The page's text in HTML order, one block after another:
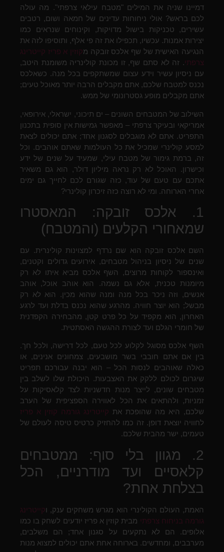
דמיינו שניה את המילים "מטבח עילאי צרפתי". מה עולה
לכם בראש? אולי ניחוחות עדינים של חמאה ושום, רטבים
עשירים, טכניקות בישול מדויקות, וקינוחים שנראים כמו
יצירות אמנות. עכשיו, תכפילו את זה פי אלף, ותוסיפו לזה את
הנגיעה האישית של שף אלכס זובקה מקוזין א פריז קייטרינג
צרפתי . זה לא סתם שף, זו מכונת קולינריה משומנת היטב,
עם ניסיון עשיר וידע עצום שמשתקפים בכל מנה. כשאלכס
נכנס למטבח שלכם, אתם מקבלים הרבה יותר מאוכל טעים;
אתם מקבלים מופע גסטרונומי של ממש.
השילוב של המטבחים השונים – ים תיכוני, ישראלי, אירופאי,
אמריקאי ובעיקר צרפתי – מאפשר גמישות אין סופית בתכנון
התפריט. אתם לא מוגבלים לסגנון אחד; אתם יכולים לצאת
למסע קולינרי שמכיל את כל העולמות שאתם אוהבים. וכל
זה, ברמת גימור של מטבח עילי, שמעיד על שנים של ידע
וכישרון. האוכל לא רק נראה מיליון דולר, הוא גם משאיר
אתכם עם טעם של עוד, כזה שגורם לכם לחייך גם ימים
אחרי הארוחה. ומי לא רוצה כזה זיכרון קולינרי?
1. אלכס זובקה: המאסטרו
שמאחורי הקלעים (והמטבח)
השם אלכס זובקה הוא שם נרדף למצוינות קולינרית. עם
שנים של ניסיון בניהול מטבחים, אירועים גדולים וקטנים,
ואינספור לקוחות מרוצים, השף אלכס מביא איתו לא רק
מיומנות טכנית, אלא גם נשמה. הוא אוהב אוכל, אוהב
אנשים, וזה ניכר בכל מנה ומנה שהוא מכין. הוא לא רק
מבשל; הוא יוצר חוויה. מהרגע שהוא נכנס בדלת ועד לרגע
האחרון, הוא מקפיד על כל פרט קטן, מהבחירה הקפדנית
של חומרי הגלם ועד לצורת ההגשה האסתטית.
השף אלכס מסוגל לקלוע לכל טעם, לכל דרישה, ולכל חך.
בין אם אתם חובבי בשר מושבעים, צמחונים אנינים, או
כאלה שאוהבים לנסות הכל – הוא יבנה עבורכם תפריט
שיגרום לכולם ללקק את האצבעות. היכולת שלו לשלב בין
מטבחים שונים, לייצר מנות חדשניות לצד קלאסיקות על
זמניות, ולהתאים את הכל לאווירה הספציפית של הערב
שלכם, היא מה שהופכת את קייטרינג גורמה קוזין א פריז
לחוויה יוצאת דופן. זה כמו להחזיק כרטיס טיסה לעולם של
טעמים, ישר מהבית שלכם.
2. מגוון בלי סוף: ממטבחים
קלאסיים ועד מודרניים, הכל
בצלחת אחת?
האמת, העולם הקולינרי הוא מגרש משחקים ענק, וקייטרינג
גורמה בניחוח צרפתי
מבית קוזין א פריז יודעים לשחק בו כמו
אלופים. הם לא נתקעים על סגנון אחד; הם משלבים,
מערבבים, ומחדשים. בארוחה אחת אתם יכולים למצוא מנות